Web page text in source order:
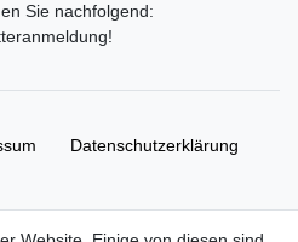
Sie nachfolgend:
!
Daten­schutz­erklärung